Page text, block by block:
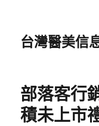
台灣醫美信
部落客行
積未上市